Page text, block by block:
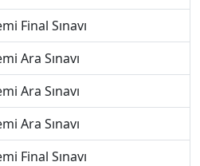
Final Sınavı
Ara Sınavı
Ara Sınavı
Ara Sınavı
Final Sınavı